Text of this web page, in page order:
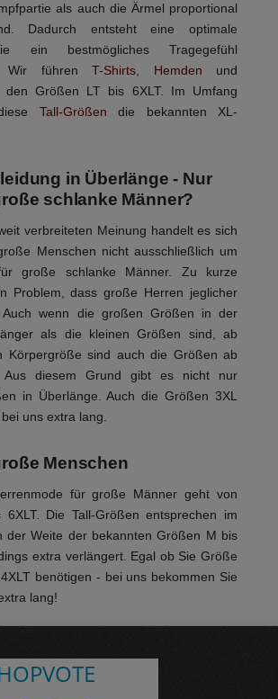
als auch die Ärmel proportional
Dadurch entsteht eine optimale
ein bestmögliches Tragegefühl
Wir führenT-Shirts, Hemden und
den Größen LT bis 6XLT. Im Umfang
Tall-Größen die bekannten XL-
in Überlänge - Nur
schlanke Männer?
verbreiteten Meinung handelt es sich
Menschen nicht ausschließlich um
große schlanke Männer. Zu kurze
Problem, dass große Herren jeglicher
Auch wenn die großen Größen in der
als die kleinen Größen sind, ab
Körpergröße sind auch die Größen ab
diesem Grund gibt es nicht nur
in Überlänge. Auch die Größen 3XL
uns extra lang.
Menschen
für große Männer geht von
Die Tall-Größen entsprechen im
der Weite der bekannten Größen M bis
extra verlängert. Egal ob Sie Größe
benötigen - bei uns bekommen Sie
lang!